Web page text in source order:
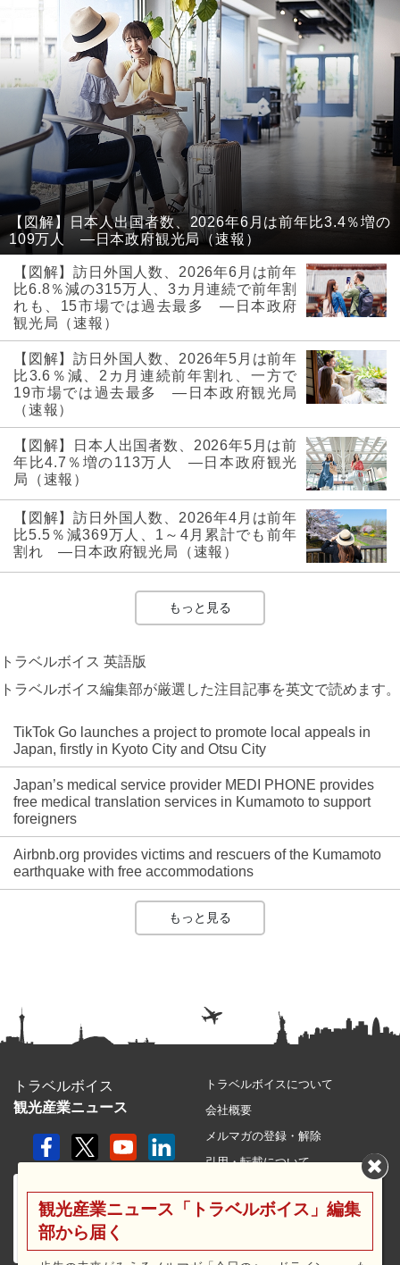
【図解】日本人出国者数、2026年6月は前年比3.4％増の
109万人 ―日本政府観光局（速報）
【図解】訪日外国人数、2026年6月は前年
比6.8％減の315万人、3カ月連続で前年割
れも、15市場では過去最多 ―日本政府
観光局（速報）
【図解】訪日外国人数、2026年5月は前年
比3.6％減、2カ月連続前年割れ、一方で
19市場では過去最多 ―日本政府観光局
（速報）
【図解】日本人出国者数、2026年5月は前
年比4.7％増の113万人 ―日本政府観光
局（速報）
【図解】訪日外国人数、2026年4月は前年
比5.5％減369万人、1～4月累計でも前年
割れ ―日本政府観光局（速報）
もっと見る
トラベルボイス 英語版
トラベルボイス編集部が厳選した注目記事を英文で読めます。
TikTok Go launches a project to promote local appeals in
Japan, firstly in Kyoto City and Otsu City
Japan’s medical service provider MEDI PHONE provides
free medical translation services in Kumamoto to support
foreigners
Airbnb.org provides victims and rescuers of the Kumamoto
earthquake with free accommodations
もっと見る
トラベルボイス
観光産業ニュース
トラベルボイスについて
会社概要
メルマガの登録・解除
引用・転載について
利用規約
観光産業ニュース「トラベルボイス」編集
部から届く